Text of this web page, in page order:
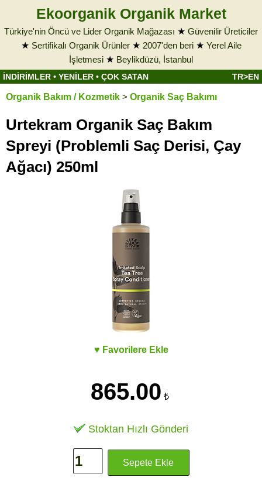
Ekoorganik Organik Market
Türkiye'nin Öncü ve Lider Organik Mağazası ★ Güvenilir Üreticiler
★ Sertifikalı Organik Ürünler★ 2007'den beri★ Yerel Aile
İşletmesi ★ Beylikdüzü, İstanbul
İNDİRİMLER • YENİLER • ÇOK SATAN TR>EN
Organik Bakım / Kozmetik > Organik Saç Bakımı
Urtekram Organik Saç Bakım
Spreyi (Problemli Saç Derisi, Çay
Ağacı) 250ml
♥ Favorilere Ekle
865.00 ₺
Stoktan Hızlı Gönderi